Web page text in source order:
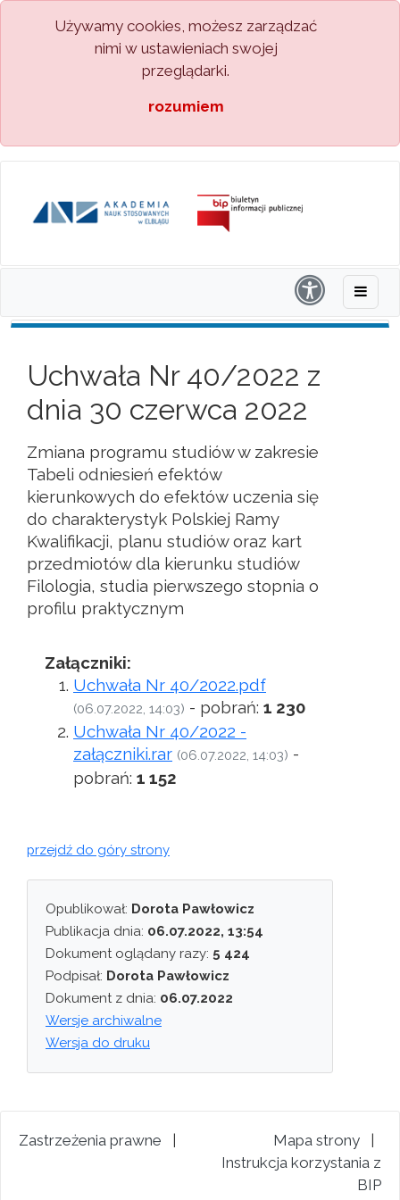
Używamy cookies, możesz zarządzać
nimi w ustawieniach swojej
przeglądarki.
rozumiem
Uchwała Nr 40/2022 z
dnia 30 czerwca 2022
Zmiana programu studiów w zakresie
Tabeli odniesień efektów
kierunkowych do efektów uczenia się
do charakterystyk Polskiej Ramy
Kwalifikacji, planu studiów oraz kart
przedmiotów dla kierunku studiów
Filologia, studia pierwszego stopnia o
profilu praktycznym
Załączniki:
Uchwała Nr 40/2022.pdf
(06.07.2022, 14:03) - pobrań: 1 230
Uchwała Nr 40/2022 -
załączniki.rar (06.07.2022, 14:03) -
pobrań: 1 152
przejdź do góry strony
Opublikował: Dorota Pawłowicz
Publikacja dnia: 06.07.2022, 13:54
Dokument oglądany razy: 5 424
Podpisał: Dorota Pawłowicz
Dokument z dnia: 06.07.2022
Wersje archiwalne
Wersja do druku
Zastrzeżenia prawne | Mapa strony |
Instrukcja korzystania z
BIP